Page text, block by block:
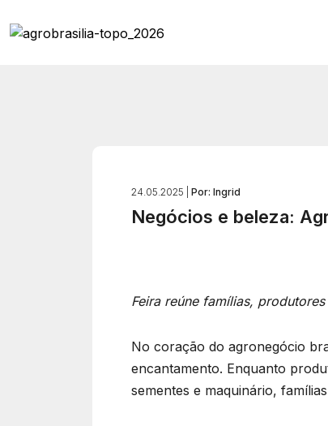
24.05.2025 | Por: Ingrid
Negócios e beleza:
Feira reúne famílias,
No coração do agronegócio
encantamento. Enquanto
sementes e maquinário,